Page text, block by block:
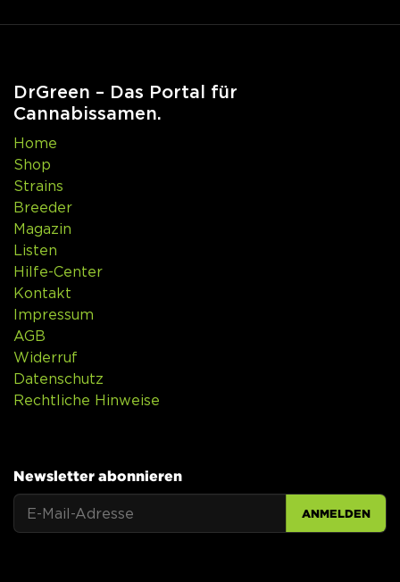
DrGreen – Das Portal für
Cannabissamen.
Home
Shop
Strains
Breeder
Magazin
Listen
Hilfe-Center
Kontakt
Impressum
AGB
Widerruf
Datenschutz
Rechtliche Hinweise
Newsletter abonnieren
ANMELDEN